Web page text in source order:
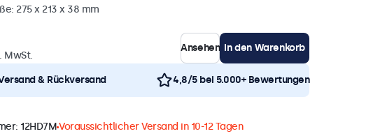
275 x 213 x 38 mm
MwSt.
Ansehen In den Warenkorb
& Rückversand 4,8/5 bei 5.000+ Bewertungen
12HD7MVoraussichtlicher Versand in 10-12 Tagen